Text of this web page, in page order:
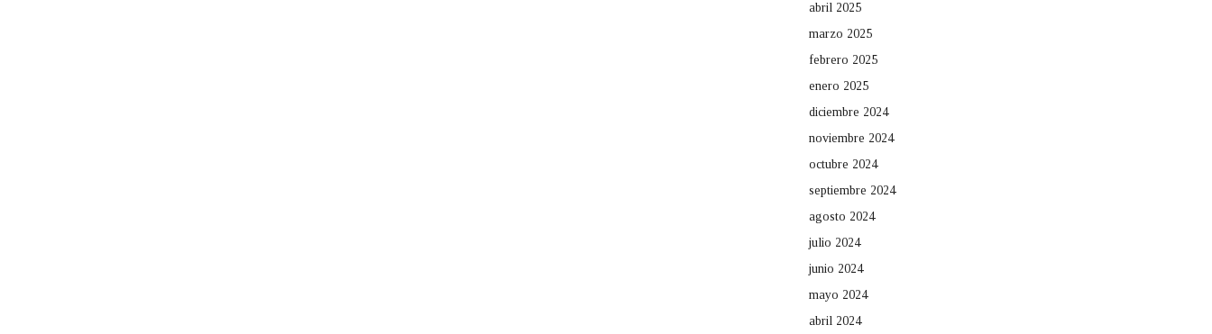
abril 2025
marzo 2025
febrero 2025
enero 2025
diciembre 2024
noviembre 2024
octubre 2024
septiembre 2024
agosto 2024
julio 2024
junio 2024
mayo 2024
abril 2024